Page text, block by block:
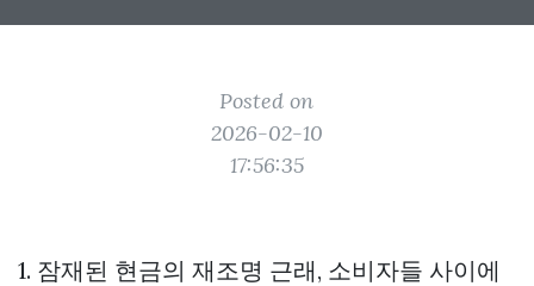
Posted on
2026-02-10
17:56:35
1. 잠재된 현금의 재조명 근래, 소비자들 사이에